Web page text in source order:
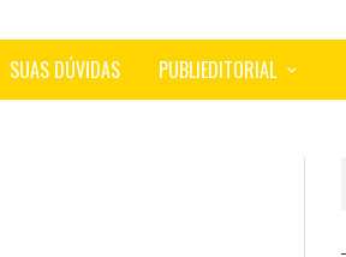
SUAS DÚVIDAS PUBLIEDITORIAL